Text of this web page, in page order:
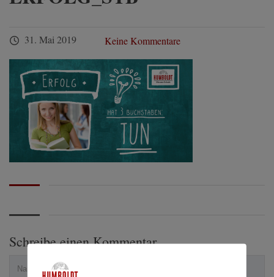
31. Mai 2019 Keine Kommentare
Schreibe einen Kommentar